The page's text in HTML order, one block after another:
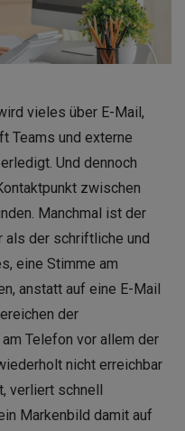
vieles über E-Mail,
Teams und externe
Und dennoch
zwischen
Manchmal ist der
der schriftliche und
eine Stimme am
anstatt auf eine E-Mail
der
Telefon vor allem der
nicht erreichbar
verliert schnell
Markenbild damit auf